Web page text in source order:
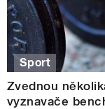
Sport
Zvednou
vyznavače